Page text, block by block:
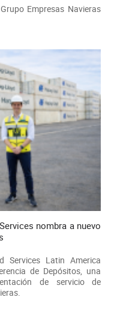
Empresas Navieras
nombra a nuevo
Services Latin America
de Depósitos, una
de servicio de